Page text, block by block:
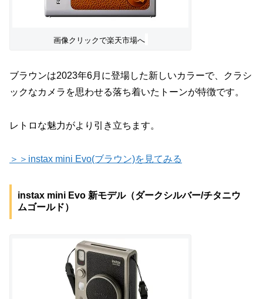
画像クリックで楽天市場へ
ブラウンは2023年6月に登場した新しいカラーで、クラシ
ックなカメラを思わせる落ち着いたトーンが特徴です。
レトロな魅力がより引き立ちます。
＞＞instax mini Evo(ブラウン)を見てみる
instax mini Evo 新モデル（ダークシルバー/チタニウ
ムゴールド）